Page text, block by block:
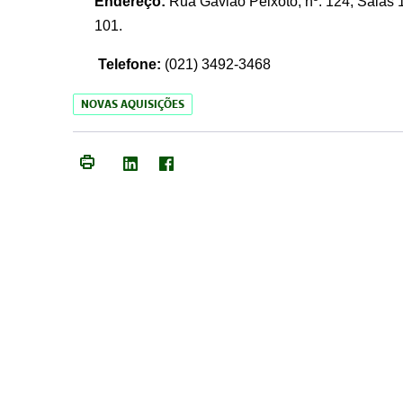
101.
Telefone: (021) 3492-3468
NOVAS AQUISIÇÕES